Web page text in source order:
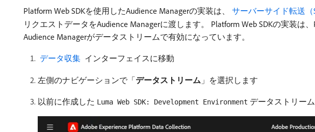
Platform Web SDKを使用したAudience Managerの実装は、 サーバーサイド転送（
リクエストデータをAudience Managerに渡します。 Platform Web SDKの実装は
Audience Managerがデータストリームで有効になっています。
​ データ収集 ​ インターフェイスに移動
左側のナビゲーションで「データストリーム 」を選択します
以前に作成した Luma Web SDK: Development Environment データストリー